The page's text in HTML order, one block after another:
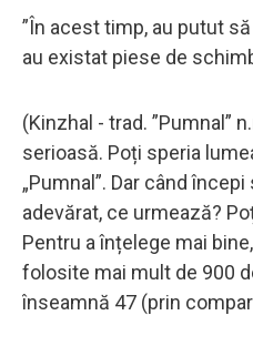
”În acest timp, au putut
au existat piese de
(Kinzhal - trad. ”Pumnal”
serioasă. Poți speria
„Pumnal”. Dar când
adevărat, ce urmează?
Pentru a înțelege mai
folosite mai mult de 900
înseamnă 47 (prin